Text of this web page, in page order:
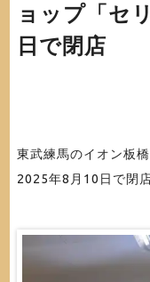
ョップ「セ
日で閉店
東武練馬のイオン板
2025年8月10日で閉店